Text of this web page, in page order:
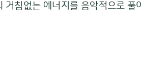
거침없는 에너지를 음악적으로